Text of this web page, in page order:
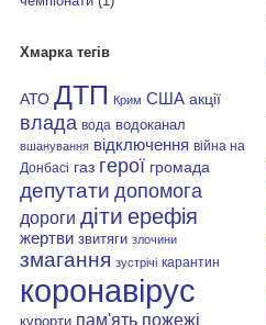
Хмарка тегів
АТО ДТП Крим США акції
влада вода водоканал
вшанування відключення війна на
Донбасі газ герої громада
депутати допомога
дороги діти ерефія
жертви звитяги злочини
змагання зустрічі карантин
коронавірус
курорти пам'ять пожежі